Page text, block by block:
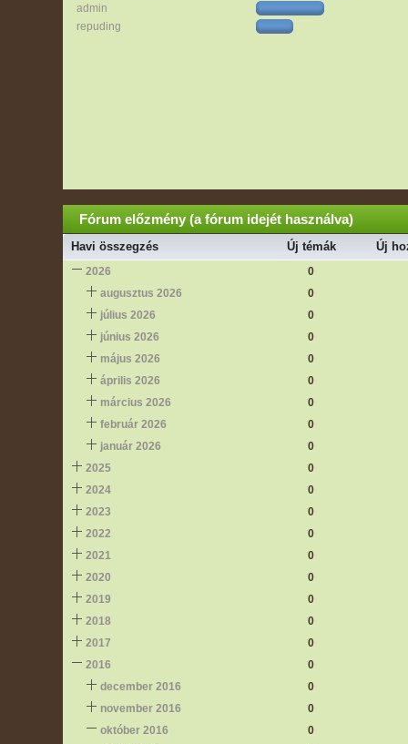
admin
repuding
Fórum előzmény (a fórum idejét használva)
Havi összegzés Új témák Új
2026
0
augusztus 2026
0
július 2026
0
június 2026
0
május 2026
0
április 2026
0
március 2026
0
február 2026
0
január 2026
0
2025
0
2024
0
2023
0
2022
0
2021
0
2020
0
2019
0
2018
0
2017
0
2016
0
december 2016
0
november 2016
0
október 2016
0